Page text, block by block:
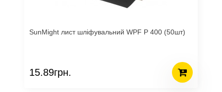
SunMight лист шліфувальний WPF P 400 (50шт)
15.89грн.